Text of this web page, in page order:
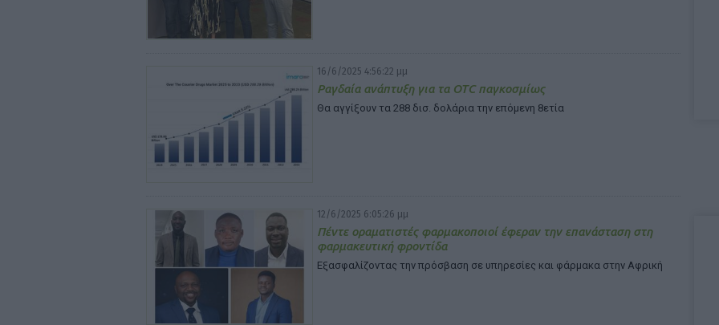
16/6/2025 4:56:22 μμ
Ραγδαία ανάπτυξη για τα OTC παγκοσμίως
Θα αγγίξουν τα 288 δισ. δολάρια την επόμενη 8ετία
12/6/2025 6:05:26 μμ
Πέντε οραματιστές φαρμακοποιοί έφεραν την επανάσταση στη
φαρμακευτική φροντίδα
Εξασφαλίζοντας την πρόσβαση σε υπηρεσίες και φάρμακα στην Αφρική